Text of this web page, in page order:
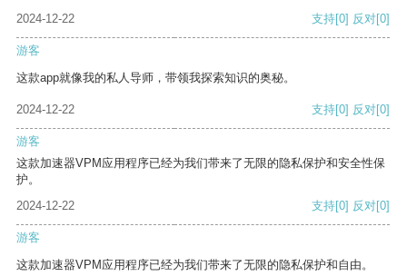
2024-12-22 支持[0] 反对[0]
游客
这款app就像我的私人导师，带领我探索知识的奥秘。
2024-12-22 支持[0] 反对[0]
游客
这款加速器VPM应用程序已经为我们带来了无限的隐私保护和安全性保
护。
2024-12-22
支持[0] 反对[0]
游客
这款加速器VPM应用程序已经为我们带来了无限的隐私保护和自由。